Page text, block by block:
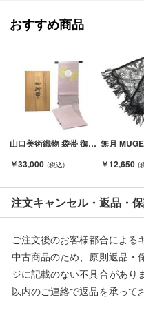
タバコ・香水臭はございませ
■状態等は画像をご確認・ご
こちらの商品はお客様から
人の手を経た商品です。
■弊社からは、ご落札やご購
行なっております。
評価ご不要のお客様は、ご
■弊社（株式会社オカモトＲ
ください■
た『偽装サイト』を確認して
当店とは一切関係がござい
おすすめ商品
山口美術織物 袋帯 御御帯 唐織錦葡萄鏡文（太鼓柄） ピンク Bランク
￥33,000
￥12,650
注文キャンセル・返品・
ご注文後のお客様都合による
中古商品のため、原則返品・
ジに記載のない不具合があり
以内のご連絡で返品を承って